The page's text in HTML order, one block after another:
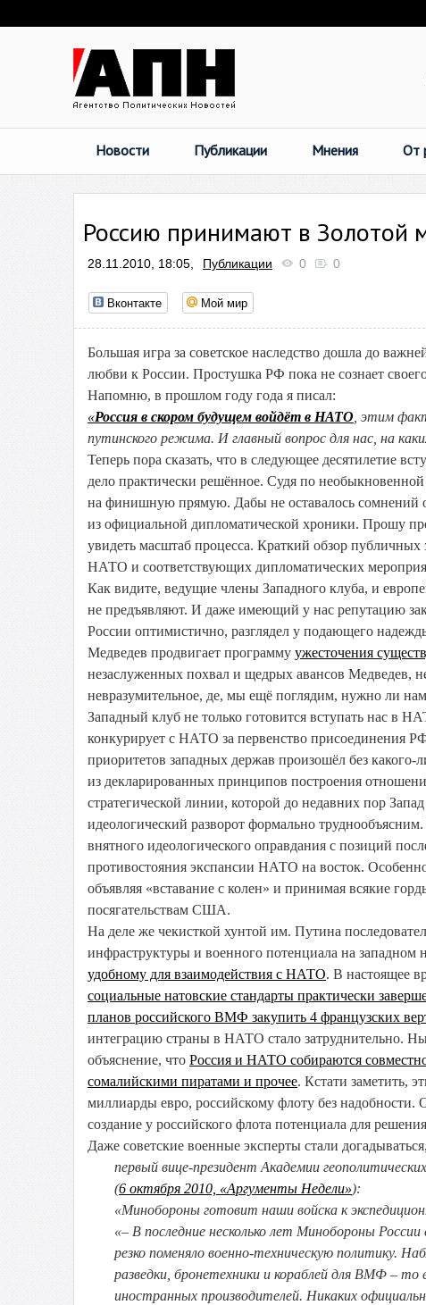
Новости Публикации Мнения От
Россию принимают в Золотой
28.11.2010, 18:05, Публикации 0 0
Вконтакте Мой мир
Большая игра за советское наследство дошла до
любви к России. Простушка РФ пока не сознает
Напомню, в прошлом году года я писал:
«Россия в скором будущем войдёт в НАТО , этим
путинского режима. И главный вопрос для нас, на
Теперь пора сказать, что в следующее десятилетие
дело практически решённое. Судя по
на финишную прямую. Дабы не оставалось сомнений
из официальной дипломатической хроники. Прошу
увидеть масштаб процесса. Краткий обзор
НАТО и соответствующих дипломатических
Как видите, ведущие члены Западного клуба, и
не предъявляют. И даже имеющий у нас репутацию
России оптимистично, разглядел у подающего
Медведев продвигает программу ужесточения
незаслуженных похвал и щедрых авансов Медведев,
невразумительное, де, мы ещё поглядим, нужно ли
Западный клуб не только готовится вступать нас в
конкурирует с НАТО за первенство присоединения
приоритетов западных держав произошёл без
из декларированных принципов построения
стратегической линии, которой до недавних пор
идеологический разворот формально
внятного идеологического оправдания с позиций
противостояния экспансии НАТО на восток.
объявляя «вставание с колен» и принимая всякие
посягательствам США.
На деле же чекисткой хунтой им. Путина
инфраструктуры и военного потенциала на западном
удобному для взаимодействия с НАТО. В настоящее
социальные натовские стандарты практически
планов российского ВМФ закупить 4 французских
интеграцию страны в НАТО стало затруднительно.
объяснение, что Россия и НАТО собираются
сомалийскими пиратами и прочее. Кстати заметить,
миллиарды евро, российскому флоту без надобности.
создание у российского флота потенциала для
Даже советские военные эксперты стали
первый вице-президент Академии
(6 октября 2010, «Аргументы Недели»):
«Минобороны готовит наши войска к
«– В последние несколько лет Минобороны
резко поменяло военно-техническую политику.
разведки, бронетехники и кораблей для ВМФ –
иностранных производителей. Никаких